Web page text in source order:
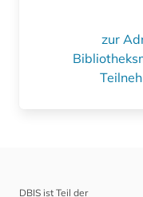
zur
DBIS ist Teil der